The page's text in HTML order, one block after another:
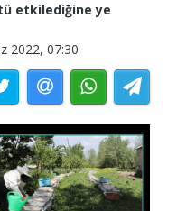
etkilediğine ye
2022, 07:30